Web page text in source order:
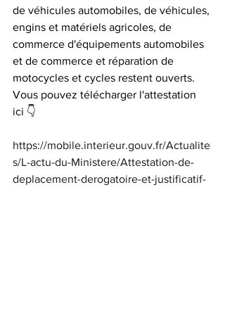
de véhicules automobiles, de véhicules,
engins et matériels agricoles, de
commerce d'équipements automobiles
et de commerce et réparation de
motocycles et cycles restent ouverts.
Vous pouvez télécharger l'attestation
ici 👇
https://mobile.interieur.gouv.fr/Actualite
s/L-actu-du-Ministere/Attestation-de-
deplacement-derogatoire-et-justificatif-